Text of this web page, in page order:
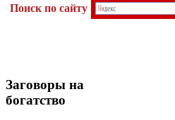
Поиск по сайту
Заговоры на
богатство